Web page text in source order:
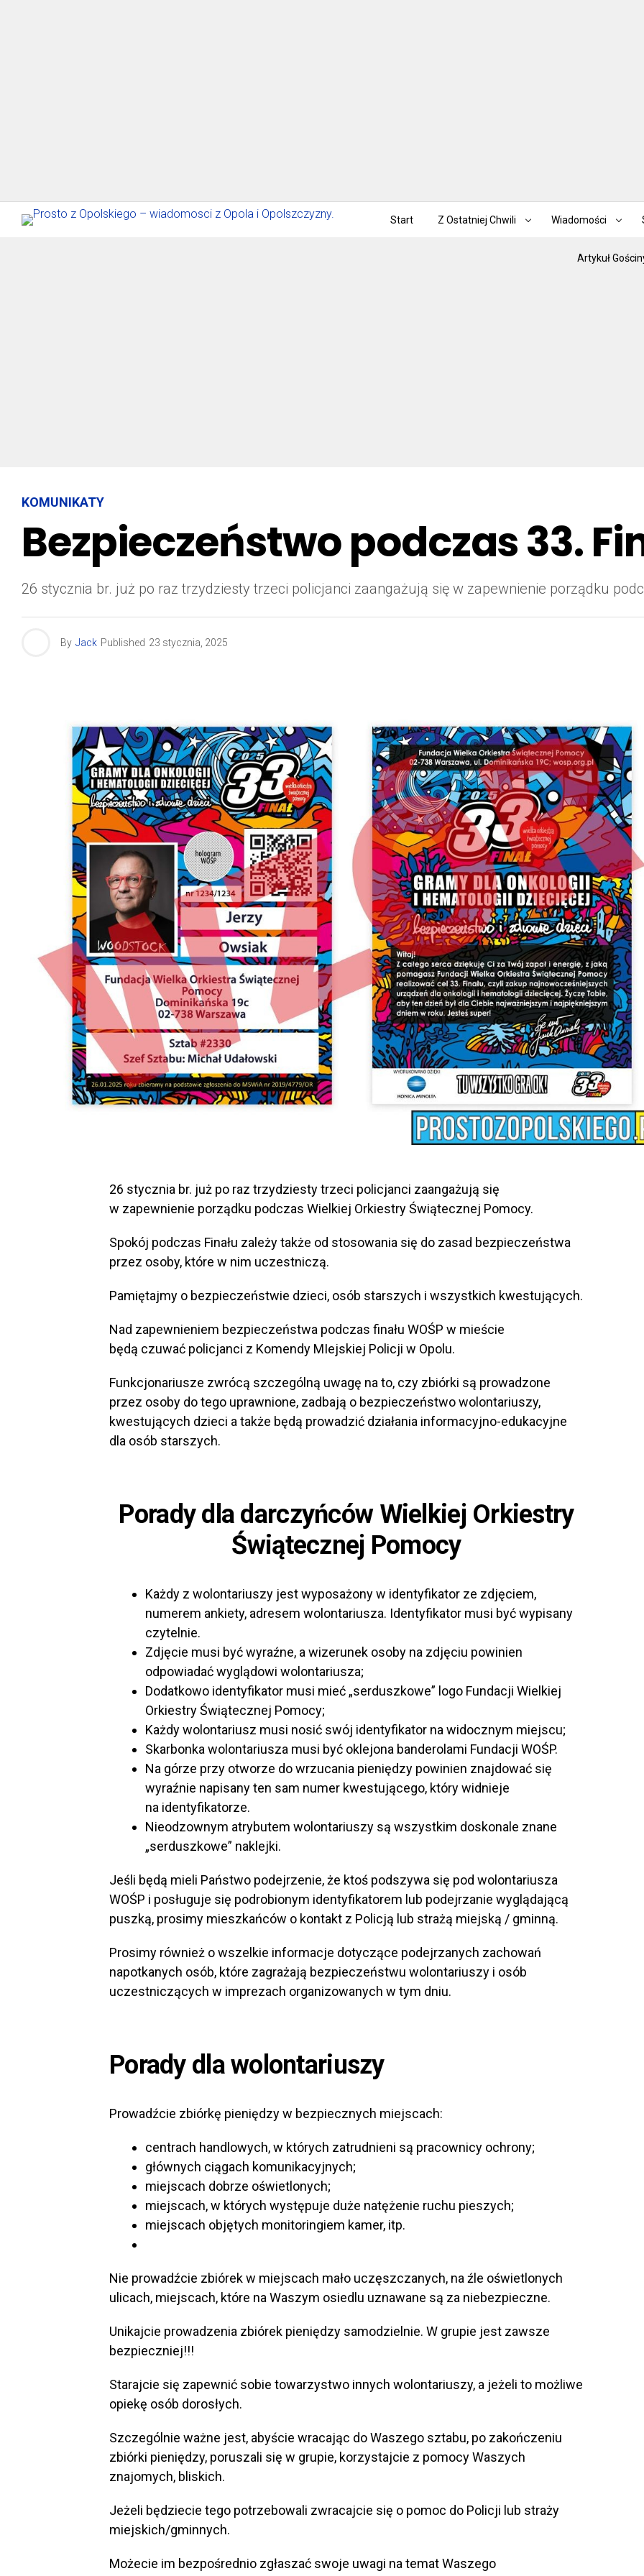
Start Z Ostatniej Chwili Wiadomości
Artykuł
KOMUNIKATY
Bezpieczeństwo podczas 33.
26 stycznia br. już po raz trzydziesty trzeci policjanci zaangażują się w zapewnienie porządku
By Jack Published 23 stycznia, 2025
26 stycznia br. już po raz trzydziesty trzeci policjanci zaangażują się
w zapewnienie porządku podczas Wielkiej Orkiestry Świątecznej Pomocy.
Spokój podczas Finału zależy także od stosowania się do zasad bezpieczeństwa
przez osoby, które w nim uczestniczą.
Pamiętajmy o bezpieczeństwie dzieci, osób starszych i wszystkich kwestujących.
Nad zapewnieniem bezpieczeństwa podczas finału WOŚP w mieście
będą czuwać policjanci z Komendy MIejskiej Policji w Opolu.
Funkcjonariusze zwrócą szczególną uwagę na to, czy zbiórki są prowadzone
przez osoby do tego uprawnione, zadbają o bezpieczeństwo wolontariuszy,
kwestujących dzieci a także będą prowadzić działania informacyjno-edukacyjne
dla osób starszych.
Porady dla darczyńców Wielkiej Orkiestry
Świątecznej Pomocy
Każdy z wolontariuszy jest wyposażony w identyfikator ze zdjęciem,
numerem ankiety, adresem wolontariusza. Identyfikator musi być wypisany
czytelnie.
Zdjęcie musi być wyraźne, a wizerunek osoby na zdjęciu powinien
odpowiadać wyglądowi wolontariusza;
Dodatkowo identyfikator musi mieć „serduszkowe” logo Fundacji Wielkiej
Orkiestry Świątecznej Pomocy;
Każdy wolontariusz musi nosić swój identyfikator na widocznym miejscu;
Skarbonka wolontariusza musi być oklejona banderolami Fundacji WOŚP.
Na górze przy otworze do wrzucania pieniędzy powinien znajdować się
wyraźnie napisany ten sam numer kwestującego, który widnieje
na identyfikatorze.
Nieodzownym atrybutem wolontariuszy są wszystkim doskonale znane
„serduszkowe” naklejki.
Jeśli będą mieli Państwo podejrzenie, że ktoś podszywa się pod wolontariusza
WOŚP i posługuje się podrobionym identyfikatorem lub podejrzanie wyglądającą
puszką, prosimy mieszkańców o kontakt z Policją lub strażą miejską / gminną.
Prosimy również o wszelkie informacje dotyczące podejrzanych zachowań
napotkanych osób, które zagrażają bezpieczeństwu wolontariuszy i osób
uczestniczących w imprezach organizowanych w tym dniu.
Porady dla wolontariuszy
Prowadźcie zbiórkę pieniędzy w bezpiecznych miejscach:
centrach handlowych, w których zatrudnieni są pracownicy ochrony;
głównych ciągach komunikacyjnych;
miejscach dobrze oświetlonych;
miejscach, w których występuje duże natężenie ruchu pieszych;
miejscach objętych monitoringiem kamer, itp.
Nie prowadźcie zbiórek w miejscach mało uczęszczanych, na źle oświetlonych
ulicach, miejscach, które na Waszym osiedlu uznawane są za niebezpieczne.
Unikajcie prowadzenia zbiórek pieniędzy samodzielnie. W grupie jest zawsze
bezpieczniej!!!
Starajcie się zapewnić sobie towarzystwo innych wolontariuszy, a jeżeli to możliwe
opiekę osób dorosłych.
Szczególnie ważne jest, abyście wracając do Waszego sztabu, po zakończeniu
zbiórki pieniędzy, poruszali się w grupie, korzystajcie z pomocy Waszych
znajomych, bliskich.
Jeżeli będziecie tego potrzebowali zwracajcie się o pomoc do Policji lub straży
miejskich/gminnych.
Możecie im bezpośrednio zgłaszać swoje uwagi na temat Waszego